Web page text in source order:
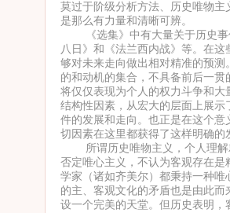
莫过于阶级分析方法、历史唯物
是那么有力量和清晰可辨。
《选集》中有大量关于历史事
八日》和《法兰西内战》等。在
够对未来走向做出相对精准的预
的和动机的集合，不具备前后一
将仅仅表现为个人的权力斗争和
结构性因素，从宏大的层面上展
件的发展和走向。也正是在这个
切因素在这里都获得了这样明确的
所谓历史唯物主义，个人理解
否定唯心主义，不认为客观存在
学家（诸如齐美尔）都秉持一种
的主、客观文化的矛盾也是由此
设一个完美的天堂。但历史表明，